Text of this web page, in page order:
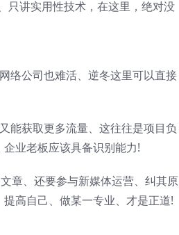
只讲实用性技术，在这里，绝对没
络公司也难活、逆冬这里可以直接
能获取更多流量、这往往是项目负
业老板应该具备识别能力!
章、还要参与新媒体运营、纠其原
高自己、做某一专业、才是正道!